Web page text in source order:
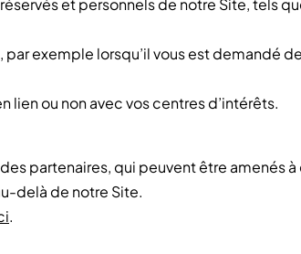
et personnels de notre Site, tels
exemple lorsqu’il vous est demandé
ou non avec vos centres d’intérêts.
partenaires, qui peuvent être
delà de notre Site.
.